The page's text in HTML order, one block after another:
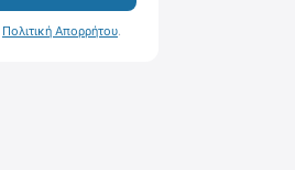
Πολιτική Απορρήτου.